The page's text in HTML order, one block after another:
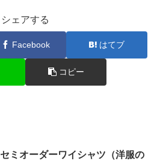
シェアする
Facebook はてブ
コピー
セミオーダーワイシャツ（洋服の